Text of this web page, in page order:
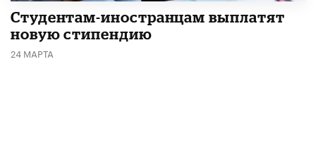
Студентам-иностранцам выплатят
новую стипендию
24 МАРТА